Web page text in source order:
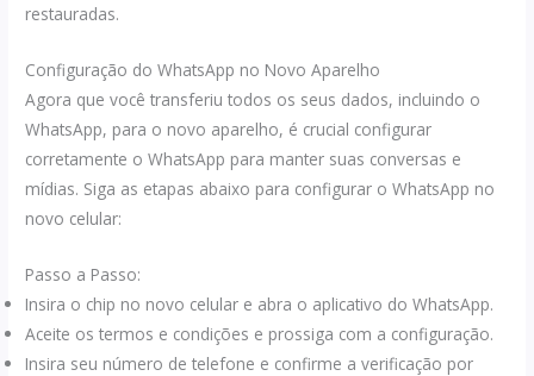
restauradas.
Configuração do WhatsApp no Novo Aparelho
Agora que você transferiu todos os seus dados, incluindo o
WhatsApp, para o novo aparelho, é crucial configurar
corretamente o WhatsApp para manter suas conversas e
mídias. Siga as etapas abaixo para configurar o WhatsApp no
novo celular:
Passo a Passo:
Insira o chip no novo celular e abra o aplicativo do WhatsApp.
Aceite os termos e condições e prossiga com a configuração.
Insira seu número de telefone e confirme a verificação por